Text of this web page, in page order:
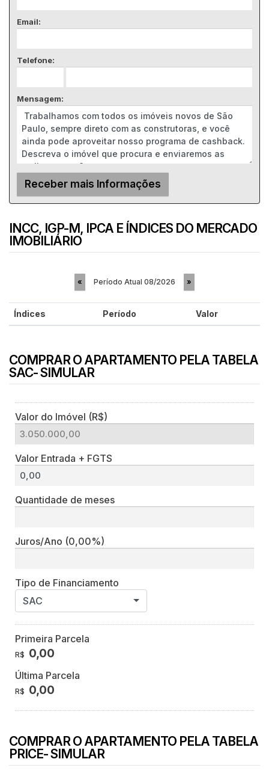
Email:
Telefone:
Mensagem:
INCC, IGP-M, IPCA E ÍNDICES DO MERCADO
IMOBILIÁRIO
« Período Atual 08/2026 »
Índices Período Valor
COMPRAR O APARTAMENTO PELA TABELA
SAC- SIMULAR
Valor do Imóvel (R$)
Valor Entrada + FGTS
Quantidade de meses
Juros/Ano (0,00%)
Tipo de Financiamento
SAC
Primeira Parcela
R$ 0,00
Última Parcela
R$ 0,00
COMPRAR O APARTAMENTO PELA TABELA
PRICE- SIMULAR